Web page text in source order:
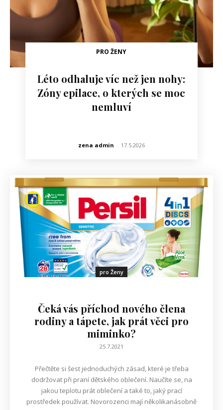
PRO ŽENY
Léto odhaluje víc než jen nohy:
Zóny epilace, o kterých se moc
nemluví
zena admin - 17.5.2026
pro Ženy
Čeká vás příchod nového člena
rodiny a tápete, jak prát věci pro
miminko?
25.7.2021
Přečtěte si šest jednoduchých zásad, které je třeba
dodržovat při praní dětského oblečení. Naučíte se, na
jakou teplotu prát oblečení a také to, jaký prací
prostředek používat. Novorozenci mají několikanásobně